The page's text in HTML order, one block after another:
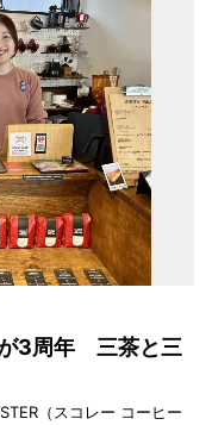
が3周年 三茶と三
（スコレー コーヒー